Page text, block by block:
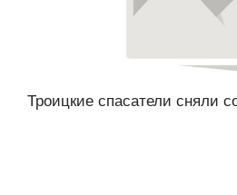
Троицкие спасатели сняли